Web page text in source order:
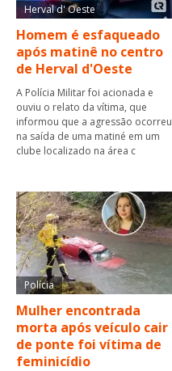
Herval d' Oeste
Homem é esfaqueado
após matinê no centro
de Herval d'Oeste
A Polícia Militar foi acionada e
ouviu o relato da vítima, que
informou que a agressão ocorreu
na saída de uma matiné em um
clube localizado na área c
Polícia
Mulher encontrada
morta após veículo cair
de ponte foi vítima de
feminicídio